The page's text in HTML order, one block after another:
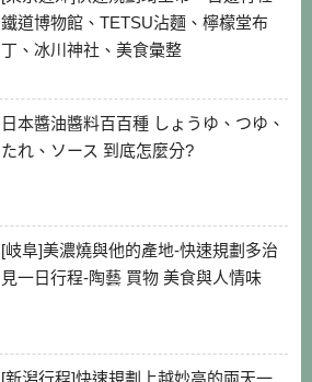
鐵道博物館、TETSU沾麵、檸檬堂布
丁、冰川神社、美食彙整
日本醬油醬料百百種 しょうゆ、つゆ、
たれ、ソース 到底怎麼分?
[岐阜]美濃燒與他的產地-快速規劃多治
見一日行程-陶藝 買物 美食與人情味
[新潟行程]快速規劃上越妙高的兩天一